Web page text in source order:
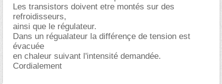
Les transistors doivent etre montés sur des
refroidisseurs,
ainsi que le régulateur.
Dans un régualateur la différençe de tension est
évacuée
en chaleur suivant l'intensité demandée.
Cordialement